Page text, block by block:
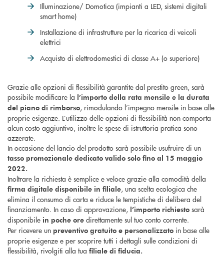
Illuminazione/ Domotica (impianti a LED, sistemi digitali
smart home)
Installazione di infrastrutture per la ricarica di veicoli
elettrici
Acquisto di elettrodomestici di classe A+ (o superiore)
Grazie alle opzioni di flessibilità garantite dal prestito green, sarà
possibile modificare la l’importo della rata mensile e la durata
del piano di rimborso, rimodulando l’impegno mensile in base alle
proprie esigenze. L’utilizzo delle opzioni di flessibilità non comporta
alcun costo aggiuntivo, inoltre le spese di istruttoria pratica sono
azzerate.
In occasione del lancio del prodotto sarà possibile usufruire di un
tasso promozionale dedicato valido solo fino al 15 maggio
2022.
Inoltrare la richiesta è semplice e veloce grazie alla comodità della
firma digitale disponibile in filiale, una scelta ecologica che
elimina il consumo di carta e riduce le tempistiche di delibera del
finanziamento. In caso di approvazione, l’importo richiesto sarà
disponibile in poche ore direttamente sul tuo conto corrente.
Per ricevere un preventivo gratuito e personalizzato in base alle
proprie esigenze e per scoprire tutti i dettagli sulle condizioni di
flessibilità, rivolgiti alla tua filiale di fiducia.